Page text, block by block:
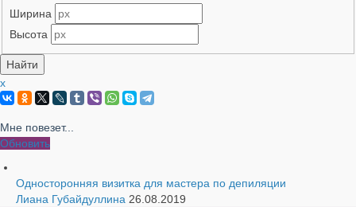
Ширина
Высота
x
Мне повезет...
Обновить
Односторонняя визитка для мастера по депиляции
Лиана Губайдуллина 26.08.2019